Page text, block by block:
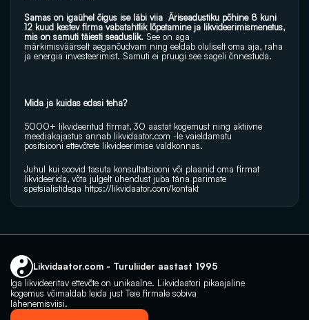
Samas on igaühel õigus ise läbi viia  Äriseadustiku põhine 8 kuni
12 kuud kestev firma vabatahtlik lõpetamine ja likvideerimismenetus,
mis on samuti täiesti seaduslik. See on aga
märkimisväärselt aeganõudvam ning eeldab oluliselt oma aja, raha
ja energia investeerimist. Samuti ei pruugi see sageli õnnestuda.
Mida ja kuidas edasi teha?
5000+ likvideeritud firmat, 30 aastat kogemust ning aktiivne
meediakajastus annab likvidaator.com -le vaieldamatu
positsiooni ettevõtete likvideerimise valdkonnas.
Juhul kui soovid tasuta konsultatsiooni või plaanid oma firmat
likvideerida, võta julgelt ühendust juba täna parimate
spetsialistidega https://likvidaator.com/kontakt
Likvidaator.com - Turuliider aastast 1995
Iga likvideeritav ettevõte on unikaalne. Likvidaatori pikaajaline
kogemus võimaldab leida just Teie firmale sobiva
lähenemisviisi.